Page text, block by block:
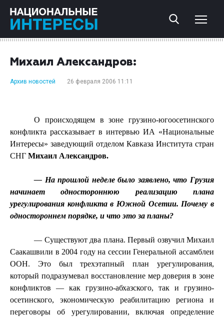
Михаил Александров:
Архив новостей 26 февраля 2006 11:11
О происходящем в зоне грузино-югоосетинского
конфликта рассказывает в интервью ИА «Национальные
Интересы» заведующий отделом Кавказа Института стран
СНГ Михаил Александров.
— На прошлой неделе было заявлено, что Грузия
начинает одностороннюю реализацию плана
урегулирования конфликта в Южной Осетии. Почему в
одностороннем порядке, и что это за планы?
— Существуют два плана. Первый озвучил Михаил
Саакашвили в 2004 году на сессии Генеральной ассамблеи
ООН. Это был трехэтапный план урегулирования,
который подразумевал восстановление мер доверия в зоне
конфликтов — как грузино-абхазского, так и грузино-
осетинского, экономическую реабилитацию региона и
переговоры об урегулировании, включая определение